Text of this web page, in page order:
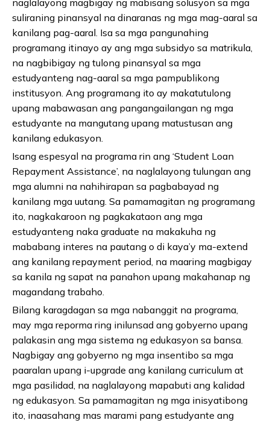
suliraning pinansyal na dinaranas ng mga mag-aaral sa
kanilang pag-aaral. Isa sa mga pangunahing
programang itinayo ay ang mga subsidyo sa matrikula,
na nagbibigay ng tulong pinansyal sa mga
estudyanteng nag-aaral sa mga pampublikong
institusyon. Ang programang ito ay makatutulong
upang mabawasan ang pangangailangan ng mga
estudyante na mangutang upang matustusan ang
kanilang edukasyon.
Isang espesyal na programa rin ang ‘Student Loan
Repayment Assistance’, na naglalayong tulungan ang
mga alumni na nahihirapan sa pagbabayad ng
kanilang mga uutang. Sa pamamagitan ng programang
ito, nagkakaroon ng pagkakataon ang mga
estudyanteng naka graduate na makakuha ng
mababang interes na pautang o di kaya’y ma-extend
ang kanilang repayment period, na maaring magbigay
sa kanila ng sapat na panahon upang makahanap ng
magandang trabaho.
Bilang karagdagan sa mga nabanggit na programa,
may mga reporma ring inilunsad ang gobyerno upang
palakasin ang mga sistema ng edukasyon sa bansa.
Nagbigay ang gobyerno ng mga insentibo sa mga
paaralan upang i-upgrade ang kanilang curriculum at
mga pasilidad, na naglalayong mapabuti ang kalidad
ng edukasyon. Sa pamamagitan ng mga inisyatibong
ito, inaasahang mas marami pang estudyante ang